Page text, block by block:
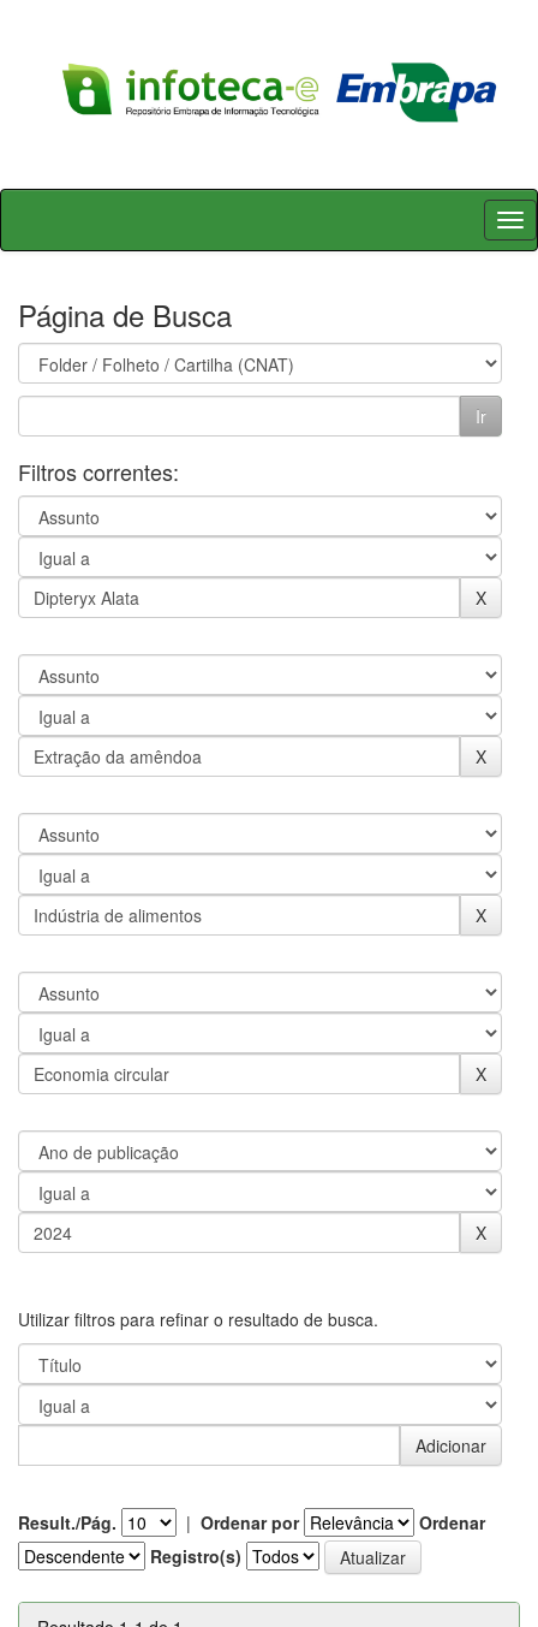
Skip
Página de Busca
Filtros correntes:
Utilizar filtros para refinar o resultado de busca.
Result./Pág. | Ordenar por
Ordenar
Registro(s)